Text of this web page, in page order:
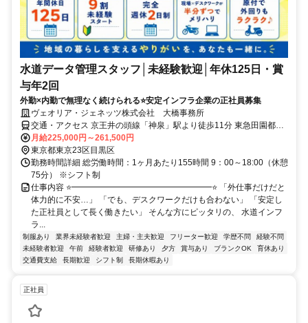
水道データ管理スタッフ│未経験歓迎│年休125日・賞
与年2回
外勤×内勤で無理なく続けられる⭐安定インフラ企業の正社員募集
ヴェオリア・ジェネッツ株式会社 大橋事務所
交通・アクセス 京王井の頭線「神泉」駅より徒歩11分 東急田園都市
線「池尻大橋」駅より徒歩10分
月給225,000円～261,500円
東京都東京23区目黒区
勤務時間詳細 総労働時間：1ヶ月あたり155時間 9：00～18:00（休憩
75分） ※シフト制
仕事内容 ⭐━━━━━━━━━━━━━━━━━⭐ 「外仕事だけだと
体力的に不安…」 「でも、デスクワークだけも合わない」 「安定し
た正社員として長く働きたい」 そんな方にピッタリの、 水道インフ
ラ...
制服あり 業界未経験者歓迎 主婦・主夫歓迎 フリーター歓迎 学歴不問
経験不問
未経験者歓迎
午前 経験者歓迎 研修あり 夕方 賞与あり ブランクOK
育休あり
交通費支給
長期歓迎 シフト制 長期休暇あり
正社員